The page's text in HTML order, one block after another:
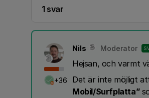
1 svar
+36
Nils Moderator
Hejsan, och varmt
Det är inte möjligt
Mobil/Surfplatta”